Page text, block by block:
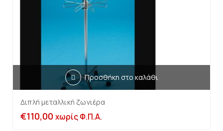
Προσθήκη στο καλάθι
Διπλή μεταλλική ζωνιέρα
€110,00 χωρίς Φ.Π.Α.